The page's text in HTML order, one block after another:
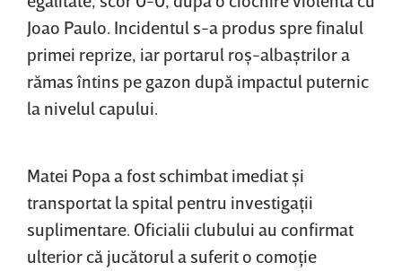
Joao Paulo. Incidentul s-a produs spre finalul
primei reprize, iar portarul roş-albaştrilor a
rămas întins pe gazon după impactul puternic
la nivelul capului.
Matei Popa a fost schimbat imediat şi
transportat la spital pentru investigaţii
suplimentare. Oficialii clubului au confirmat
ulterior că jucătorul a suferit o comoţie